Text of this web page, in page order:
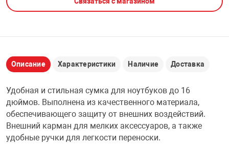
USB ХАБЫ
CARD RIDER
НАБОР ДЛЯ
Описание Характеристики Наличие Доставка
Удобная и стильная сумка для ноутбуков до 16
дюймов. Выполнена из качественного материала,
обеспечивающего защиту от внешних воздействий.
Внешний карман для мелких аксессуаров, а также
удобные ручки для легкости переноски.